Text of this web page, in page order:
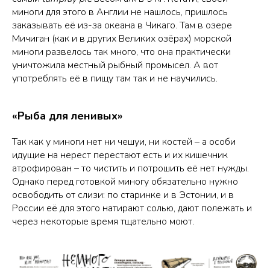
миноги для этого в Англии не нашлось, пришлось
заказывать её из-за океана в Чикаго. Там в озере
Мичиган (как и в других Великих озёрах) морской
миноги развелось так много, что она практически
уничтожила местный рыбный промысел. А вот
употреблять её в пищу там так и не научились.
«Рыба для ленивых»
Так как у миноги нет ни чешуи, ни костей – а особи
идущие на нерест перестают есть и их кишечник
атрофирован – то чистить и потрошить её нет нужды.
Однако перед готовкой миногу обязательно нужно
освободить от слизи: по старинке и в Эстонии, и в
России её для этого натирают солью, дают полежать и
через некоторые время тщательно моют.